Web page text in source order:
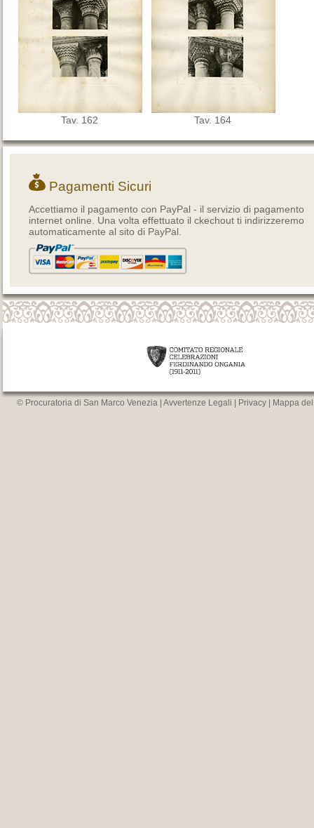
Tav. 162 Tav. 164
Pagamenti Sicuri
Accettiamo il pagamento con PayPal - il servizio di pagamento
internet online. Una volta effettuato il ckechout ti indirizzeremo
automaticamente al sito di PayPal.
© Procuratoria di San Marco Venezia | Avvertenze Legali Privacy Mappa